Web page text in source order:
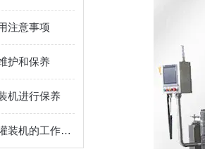
注意事项
护和保养
机进行保养
浅析玻尿酸含微球灌装机的工作原理